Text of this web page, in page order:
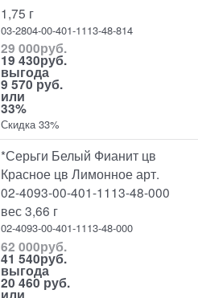
1,75 г
03-2804-00-401-1113-48-814
29 000руб.
19 430руб.
выгода
9 570 руб.
или
33%
Скидка 33%
*Серьги Белый Фианит цв
Красное цв Лимонное арт.
02-4093-00-401-1113-48-000
вес 3,66 г
02-4093-00-401-1113-48-000
62 000руб.
41 540руб.
выгода
20 460 руб.
или